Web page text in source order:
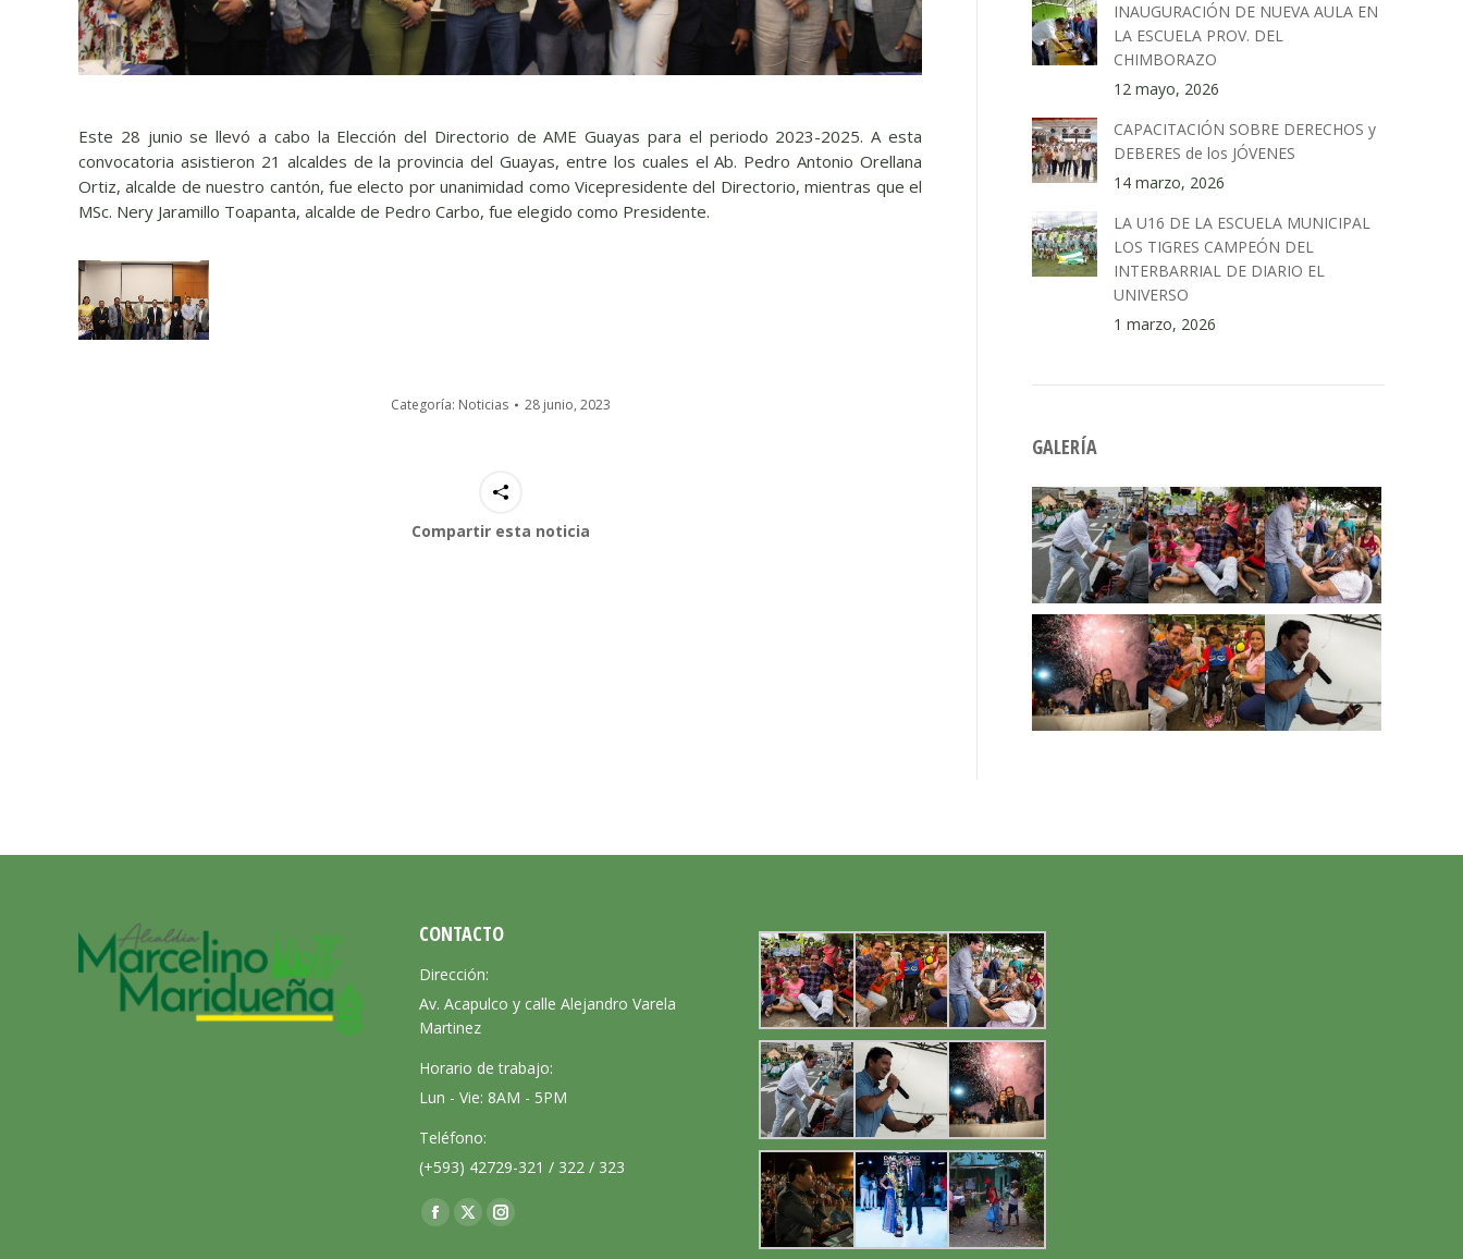
Este 28 junio se llevó a cabo la Elección del Directorio de AME Guayas para el periodo 2023-2025. A esta
convocatoria asistieron 21 alcaldes de la provincia del Guayas, entre los cuales el Ab. Pedro Antonio Orellana
Ortiz, alcalde de nuestro cantón, fue electo por unanimidad como Vicepresidente del Directorio, mientras que el
MSc. Nery Jaramillo Toapanta, alcalde de Pedro Carbo, fue elegido como Presidente.
Categoría: Noticias 28 junio, 2023
Compartir esta noticia
INAUGURACIÓN DE NUEVA AULA EN
LA ESCUELA PROV. DEL
CHIMBORAZO
12 mayo, 2026
CAPACITACIÓN SOBRE DERECHOS y
DEBERES de los JÓVENES
14 marzo, 2026
LA U16 DE LA ESCUELA MUNICIPAL
LOS TIGRES CAMPEÓN DEL
INTERBARRIAL DE DIARIO EL
UNIVERSO
1 marzo, 2026
GALERÍA
CONTACTO
Dirección:
Av. Acapulco y calle Alejandro Varela
Martinez
Horario de trabajo:
Lun - Vie: 8AM - 5PM
Teléfono:
(+593) 42729-321 / 322 / 323
Encuéntranos en:
Facebook
X
Instagram